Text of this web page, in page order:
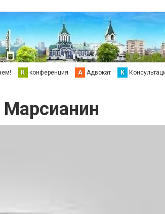
К конференция А Адвокат К
Марсианин